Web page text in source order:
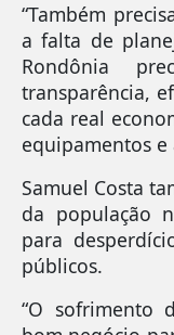
“Também
a falta de
Rondônia
transparência,
cada real
equipamentos
Samuel Costa
da população
para
públicos.
“O sofrimento